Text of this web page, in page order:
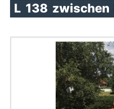
L 138 zwischen